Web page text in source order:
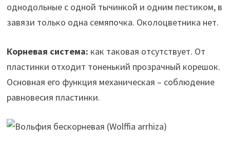
однодольные с одной тычинкой и одним пестиком, в
завязи только одна семяпочка. Околоцветника нет.
Корневая система: как таковая отсутствует. От
пластинки отходит тоненький прозрачный корешок.
Основная его функция механическая – соблюдение
равновесия пластинки.